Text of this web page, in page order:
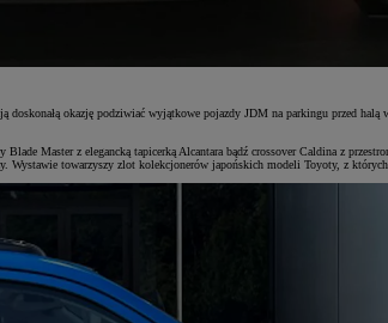
okazję podziwiać wyjątkowe pojazdy JDM na parkingu przed halą
Master z elegancką tapicerką Alcantara bądź crossover Caldina z
towarzyszy zlot kolekcjonerów japońskich modeli Toyoty, z